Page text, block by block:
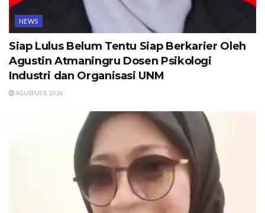
NEWS
Siap Lulus Belum Tentu Siap Berkarier Oleh
Agustin Atmaningru Dosen Psikologi
Industri dan Organisasi UNM
AGUSTUS 5, 2026